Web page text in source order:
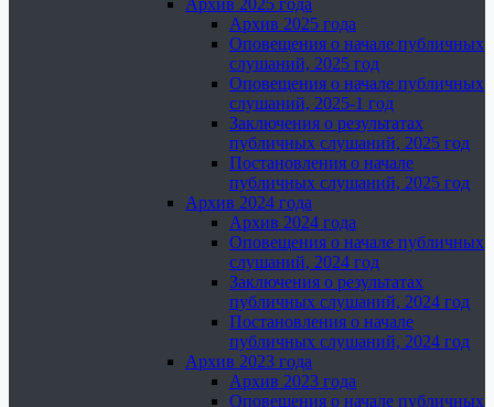
Архив 2025 года
Архив 2025 года
Оповещения о начале публичных
слушаний, 2025 год
Оповещения о начале публичных
слушаний, 2025-1 год
Заключения о результатах
публичных слушаний, 2025 год
Постановления о начале
публичных слушаний, 2025 год
Архив 2024 года
Архив 2024 года
Оповещения о начале публичных
слушаний, 2024 год
Заключения о результатах
публичных слушаний, 2024 год
Постановления о начале
публичных слушаний, 2024 год
Архив 2023 года
Архив 2023 года
Оповещения о начале публичных